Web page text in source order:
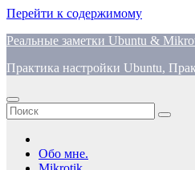
Перейти к содержимому
Реальные заметки Ubuntu &
Практика настройки Ubuntu,
Обо мне.